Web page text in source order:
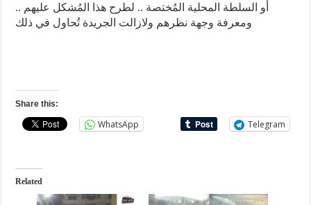
أو السلطة المحلية المُختصة .. لطرح هذا المُشكل عليهم ..
ومعرفة وجهة نظرهم ولازالت الجريدة تُحاول في ذلك
Share this:
WhatsApp Telegram
Related